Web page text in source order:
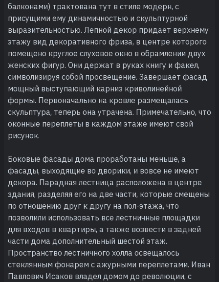
балконами) трактована тут в стиле модерн, с
присущими ему динамичностью и скульптурной
выразительностью. Лепной декор придает верхнему
этажу вид декоративного фриза, в центре которого
помещено круглое слуховое окно в обрамлении двух
женских фигур. Они держат в руках книгу и факел,
символизируя собой просвещение. Завершает фасад
мощный выступающий карниз криволинейной
формы. Первоначально на кровле размещалась
скульптура, теперь она утрачена. Примечательно, что
оконные переплеты в каждом этаже имеют свой
рисунок.
Боковые фасады дома проработаны меньше, а
фасады, выходящие во дворики, и вовсе не имеют
декора. Парадная лестница расположена в центре
здания, разделяя его на две части, которые смещены
по отношению друг к другу на пол-этажа, что
позволили использовать все лестничные площадки
для входов в квартиры, а также возвести в задней
части дома дополнительный шестой этаж.
Пространство лестничного холла освещалось
стеклянным фонарем с ажурными переплетами. Иван
Павлович Исаков владел домом до революции, с